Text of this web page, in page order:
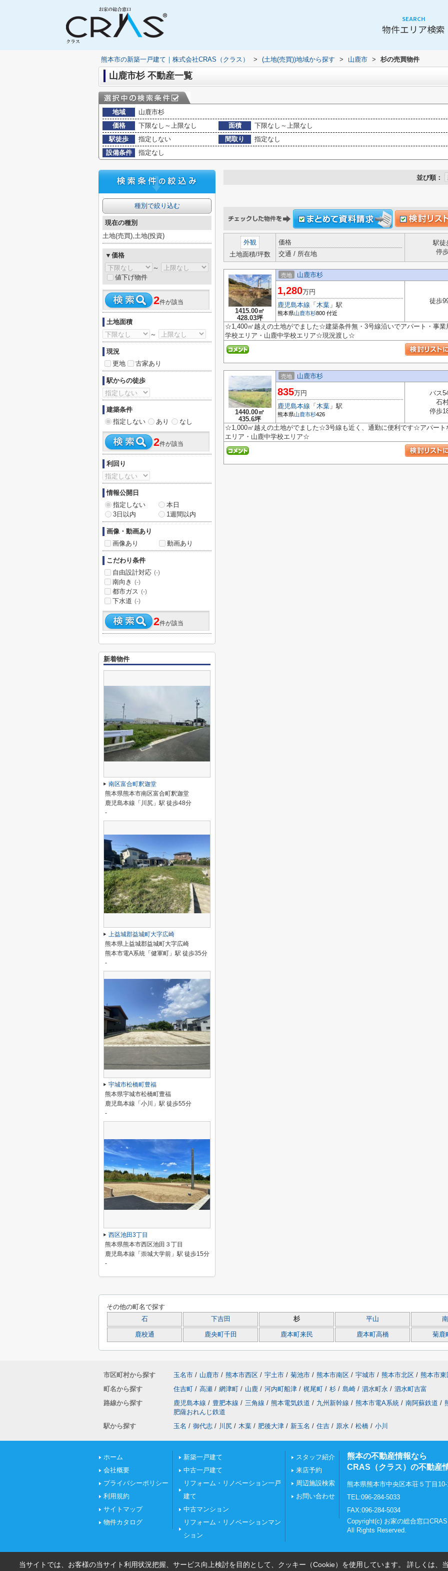
SEARCH
物件エリア検索
熊本市の新築一戸建て｜株式会社CRAS（クラス） > (土地(売買))地域から探す > 山鹿市 > 杉の売買物件
山鹿市杉 不動産一覧
地域
山鹿市杉
価格
下限なし～上限なし 面積
下限なし～上限なし
駅徒歩
指定しない 間取り
指定なし
設備条件
指定なし
並び順：
外観
土地面積/坪数
価格
交通 / 所在地
駅徒
停
1415.00㎡
428.03坪
売地 山鹿市杉
1,280万円
鹿児島本線 「 木葉 」駅
熊本県山鹿市杉800 付近
徒歩
☆1,400㎡越えの土地がでました☆建築条件無・3号線沿いでアパート・事
学校エリア・山鹿中学校エリア☆現況渡し☆
1440.00㎡
435.6坪
売地 山鹿市杉
835万円
鹿児島本線 「 木葉 」駅
熊本県山鹿市杉426
バス
石
停歩
☆1,000㎡越えの土地がでました☆3号線も近く、通勤に便利です☆アパー
エリア・山鹿中学校エリア☆
種別で絞り込む
現在の種別
土地(売買),土地(投資)
▼価格
～
値下げ物件
2件が該当
土地面積
～
現況
更地
古家あり
駅からの徒歩
建築条件
指定しない
あり なし
2件が該当
利回り
情報公開日
指定しない
本日
3日以内
1週間以内
画像・動画あり
画像あり
動画あり
こだわり条件
自由設計対応 (-)
南向き (-)
都市ガス (-)
下水道 (-)
2件が該当
新着物件
南区富合町釈迦堂
熊本県熊本市南区富合町釈迦堂
鹿児島本線「川尻」駅 徒歩48分
-
上益城郡益城町大字広崎
熊本県上益城郡益城町大字広崎
熊本市電A系統「健軍町」駅 徒歩35分
-
宇城市松橋町豊福
熊本県宇城市松橋町豊福
鹿児島本線「小川」駅 徒歩55分
-
西区池田3丁目
熊本県熊本市西区池田３丁目
鹿児島本線「崇城大学前」駅 徒歩15分
-
その他の町名で探す
石 下吉田 杉 平山
鹿校通 鹿央町千田 鹿本町来民 鹿本町高橋 菊鹿
市区町村から探す 玉名市 / 山鹿市 / 熊本市西区 / 宇土市 / 菊池市 / 熊本市南区 / 宇城市 / 熊本市北区 / 熊本市東
町名から探す
住吉町 / 高瀬 / 網津町 / 山鹿 / 河内町船津 / 梶尾町 / 杉 / 島崎 / 泗水町永 / 泗水町吉富
路線から探す
鹿児島本線 / 豊肥本線 / 三角線 / 熊本電気鉄道 / 九州新幹線 / 熊本市電A系統 / 南阿蘇鉄道 /
肥薩おれんじ鉄道
駅から探す
玉名 / 御代志 / 川尻 / 木葉 / 肥後大津 / 新玉名 / 住吉 / 原水 / 松橋 / 小川
ホーム
会社概要
プライバシーポリシー
利用規約
サイトマップ
物件カタログ
新築一戸建て
中古一戸建て
リフォーム・リノベーション一戸
建て
中古マンション
リフォーム・リノベーションマン
ション
スタッフ紹介
来店予約
周辺施設検索
お問い合わせ
熊本の不動産情報なら
CRAS（クラス）の不動産
熊本県熊本市中央区本荘５丁目10-
TEL:096-284-5033
FAX:096-284-5034
Copyright(c) お家の総合窓口
All Rights Reserved.
当サイトでは、お客様の当サイト利用状況把握、サービス向上検討を目的として、クッキー（Cookie）を使用しています。 詳しくは、